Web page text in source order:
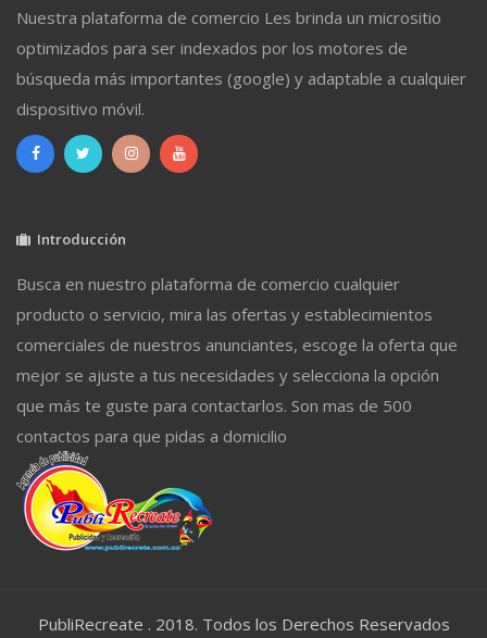
Nuestra plataforma de comercio Les brinda un micrositio
optimizados para ser indexados por los motores de
búsqueda más importantes (google) y adaptable a cualquier
dispositivo móvil.
Introducción
Busca en nuestro plataforma de comercio cualquier
producto o servicio, mira las ofertas y establecimientos
comerciales de nuestros anunciantes, escoge la oferta que
mejor se ajuste a tus necesidades y selecciona la opción
que más te guste para contactarlos. Son mas de 500
contactos para que pidas a domicilio
PubliRecreate . 2018. Todos los Derechos Reservados